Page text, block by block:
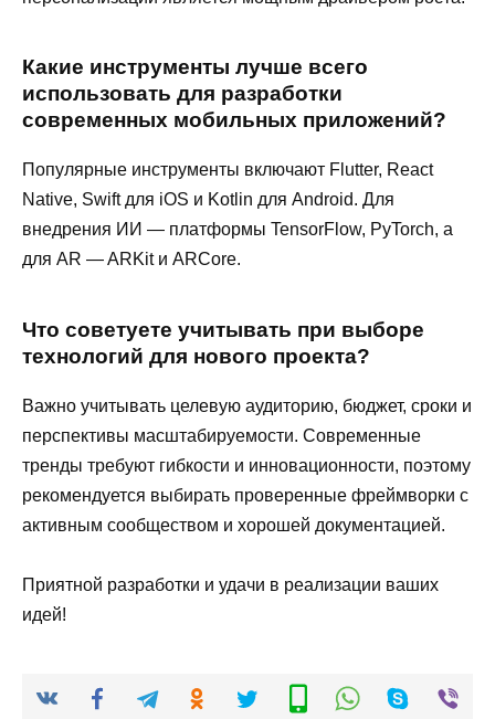
Какие инструменты лучше всего
использовать для разработки
современных мобильных приложений?
Популярные инструменты включают Flutter, React
Native, Swift для iOS и Kotlin для Android. Для
внедрения ИИ — платформы TensorFlow, PyTorch, а
для AR — ARKit и ARCore.
Что советуете учитывать при выборе
технологий для нового проекта?
Важно учитывать целевую аудиторию, бюджет, сроки и
перспективы масштабируемости. Современные
тренды требуют гибкости и инновационности, поэтому
рекомендуется выбирать проверенные фреймворки с
активным сообществом и хорошей документацией.
Приятной разработки и удачи в реализации ваших
идей!